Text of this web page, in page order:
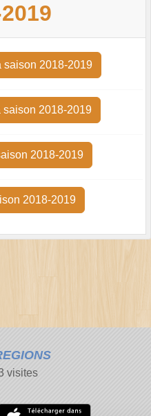
saison 2018-2019
2018-2019
2018-2019
2018-2019
visites